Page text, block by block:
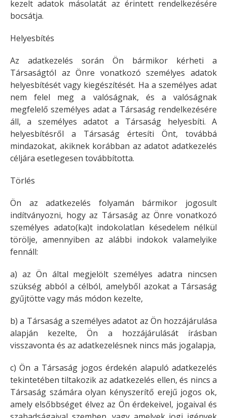
kezelt adatok másolatát az érintett rendelkezésére
bocsátja.
Helyesbítés
Az adatkezelés során Ön bármikor kérheti a
Társaságtól az Önre vonatkozó személyes adatok
helyesbítését vagy kiegészítését. Ha a személyes adat
nem felel meg a valóságnak, és a valóságnak
megfelelő személyes adat a Társaság rendelkezésére
áll, a személyes adatot a Társaság helyesbíti. A
helyesbítésről a Társaság értesíti Önt, továbbá
mindazokat, akiknek korábban az adatot adatkezelés
céljára esetlegesen továbbította.
Törlés
Ön az adatkezelés folyamán bármikor jogosult
indítványozni, hogy az Társaság az Önre vonatkozó
személyes adato(ka)t indokolatlan késedelem nélkül
törölje, amennyiben az alábbi indokok valamelyike
fennáll:
a) az Ön által megjelölt személyes adatra nincsen
szükség abból a célból, amelyből azokat a Társaság
gyűjtötte vagy más módon kezelte,
b) a Társaság a személyes adatot az Ön hozzájárulása
alapján kezelte, Ön a hozzájárulását írásban
visszavonta és az adatkezelésnek nincs más jogalapja,
c) Ön a Társaság jogos érdekén alapuló adatkezelés
tekintetében tiltakozik az adatkezelés ellen, és nincs a
Társaság számára olyan kényszerítő erejű jogos ok,
amely elsőbbséget élvez az Ön érdekeivel, jogaival és